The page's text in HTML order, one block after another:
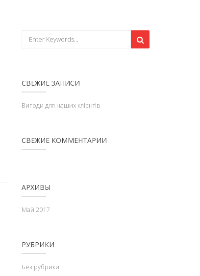
СВЕЖИЕ ЗАПИСИ
Вигоди для наших клієнтів
СВЕЖИЕ КОММЕНТАРИИ
АРХИВЫ
Май 2017
РУБРИКИ
Без рубрики